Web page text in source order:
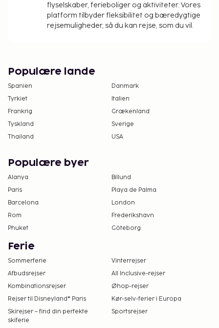
Gebyrer og depositummer inkluderer muligvis ikke
skat og kan ændres uden varsel.
overnatningsstedet via kontaktoplysningerne i
flyselskaber, ferieboliger og aktiviteter. Vores
platform tilbyder fleksibilitet og bæredygtige
rejsemuligheder, så du kan rejse, som du vil.
Populære lande
Spanien
Danmark
Tyrkiet
Italien
Frankrig
Grækenland
Tyskland
Sverige
Thailand
USA
Populære byer
Alanya
Billund
Paris
Playa de Palma
Barcelona
London
Rom
Frederikshavn
Phuket
Göteborg
Ferie
Sommerferie
Vinterrejser
Afbudsrejser
All Inclusive-rejser
Kombinationsrejser
Øhop-rejser
Rejser til Disneyland® Paris
Kør-selv-ferier i Europa
Skirejser – find din perfekte
skiferie
Sportsrejser